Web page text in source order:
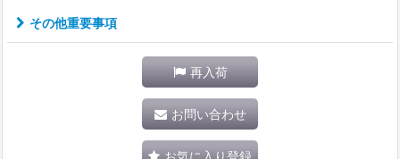
その他重要事項
再入荷
お問い合わせ
お気に入り登録